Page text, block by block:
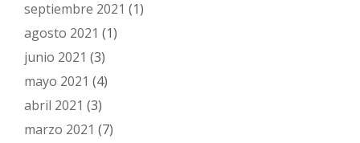
septiembre 2021 (1)
agosto 2021 (1)
junio 2021 (3)
mayo 2021 (4)
abril 2021 (3)
marzo 2021 (7)